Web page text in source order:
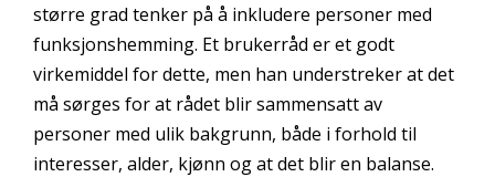
større grad tenker på å inkludere personer med
funksjonshemming. Et brukerråd er et godt
virkemiddel for dette, men han understreker at det
må sørges for at rådet blir sammensatt av
personer med ulik bakgrunn, både i forhold til
interesser, alder, kjønn og at det blir en balanse.